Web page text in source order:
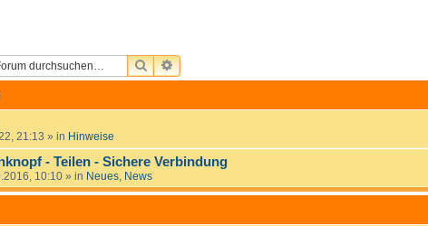
SUCHEERWEITERTE SUCHE
21:13 » in Hinweise
- Teilen - Sichere Verbindung
10:10 » in Neues, News